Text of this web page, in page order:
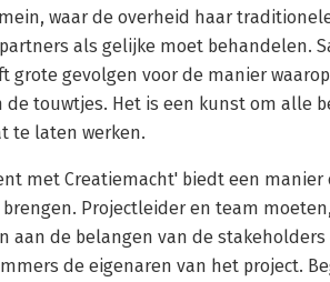
waar de overheid haar
als gelijke moet behandelen.
grote gevolgen voor de manier
de touwtjes. Het is een kunst om alle
te laten werken.
met Creatiemacht' biedt een
Projectleider en team
aan de belangen van de
de eigenaren van het project.